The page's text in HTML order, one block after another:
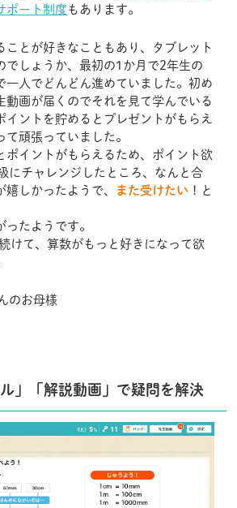
ポート制度 もあります。
ことが好きなこともあり、タブレット
でしょうか、最初の1か月で2年生の
一人でどんどん進めていました。初め
動画が届くのでそれを見て学んでいる
イントを貯めるとプレゼントがもらえ
て頑張っていました。
ポイントがもらえるため、ポイント欲
にチャレンジしたところ、なんと合
しかったようで、
また受けたい ！と
たようです。
けて、算数がもっと好きになって欲
のお母様
」「解説動画」で疑問を解決